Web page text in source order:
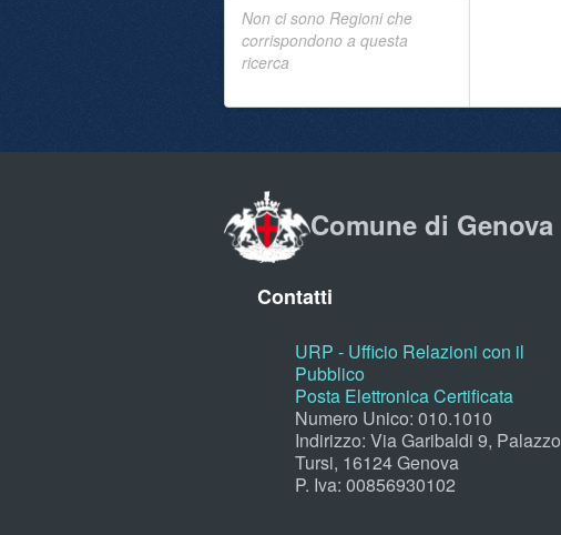
Non ci sono Regioni che
corrispondono a questa
ricerca
Comune di Genova
Contatti
URP - Ufficio Relazioni con il
Pubblico
Posta Elettronica Certificata
Numero Unico: 010.1010
Indirizzo: Via Garibaldi 9, Palazzo
Tursi, 16124 Genova
P. Iva: 00856930102